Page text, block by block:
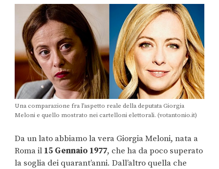
Una comparazione fra l’aspetto reale della deputata Giorgia
Meloni e quello mostrato nei cartelloni elettorali. (votantonio.it)
Da un lato abbiamo la vera Giorgia Meloni, nata a
Roma il 15 Gennaio 1977, che ha da poco superato
la soglia dei quarant’anni. Dall’altro quella che